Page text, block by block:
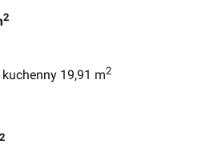
2
19,91 m2
2